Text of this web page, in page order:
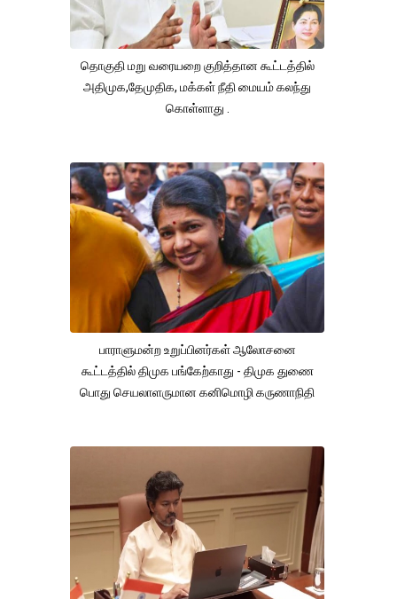
தொகுதி மறு வரையறை குறித்தான கூட்டத்தில்
அதிமுக,தேமுதிக, மக்கள் நீதி மையம் கலந்து
கொள்ளாது .
பாராளுமன்ற உறுப்பினர்கள் ஆலோசனை
கூட்டத்தில் திமுக பங்கேற்காது - திமுக துணை
பொது செயலாளருமான கனிமொழி கருணாநிதி